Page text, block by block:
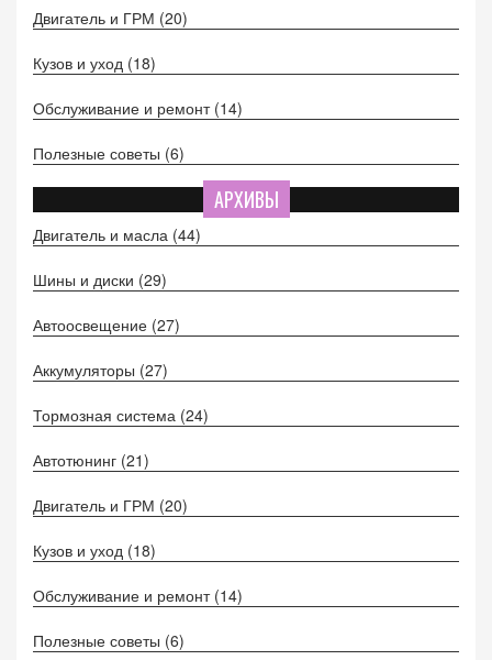
Двигатель и ГРМ (20)
Кузов и уход (18)
Обслуживание и ремонт (14)
Полезные советы (6)
АРХИВЫ
Двигатель и масла (44)
Шины и диски (29)
Автоосвещение (27)
Аккумуляторы (27)
Тормозная система (24)
Автотюнинг (21)
Двигатель и ГРМ (20)
Кузов и уход (18)
Обслуживание и ремонт (14)
Полезные советы (6)